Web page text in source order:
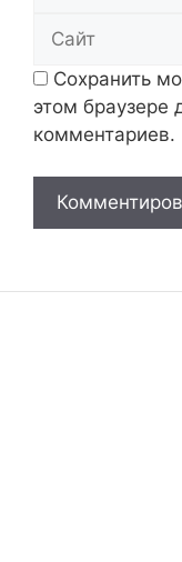
Сохранить
этом
комментариев.